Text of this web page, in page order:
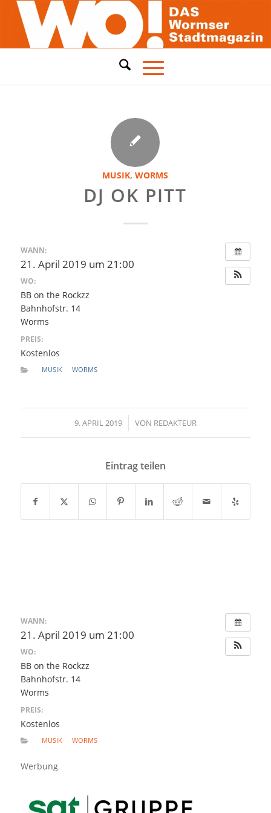
MUSIK,WORMS
DJ OK PITT
WANN:
21. April 2019 um 21:00
WO:
BB on the Rockzz
Bahnhofstr. 14
Worms
PREIS:
Kostenlos
MUSIK WORMS
9. APRIL 2019
/ VON REDAKTEUR
Eintrag teilen
WANN:
21. April 2019 um 21:00
WO:
BB on the Rockzz
Bahnhofstr. 14
Worms
PREIS:
Kostenlos
MUSIK WORMS
Werbung